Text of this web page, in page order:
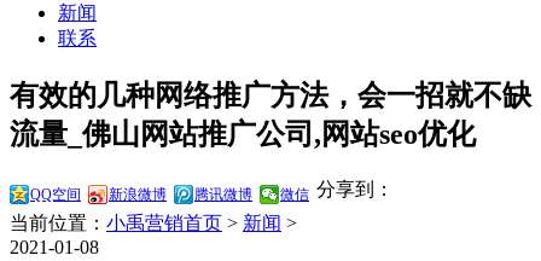
新闻
联系
有效的几种网络推广方法，会一招就不缺
流量_佛山网站推广公司,网站seo优化
分享到：
QQ空间 新浪微博 腾讯微博 微信
当前位置： 小禹营销首页 > 新闻 >
2021-01-08